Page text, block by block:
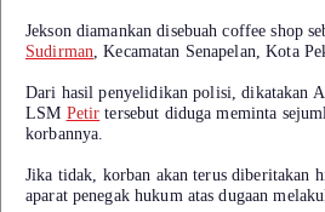
Jekson diamankan disebuah coffee shop
Sudirman, Kecamatan Senapelan, Kota
Dari hasil penyelidikan polisi, dikatakan
LSM Petir tersebut diduga meminta
korbannya.
Jika tidak, korban akan terus diberitakan
aparat penegak hukum atas dugaan